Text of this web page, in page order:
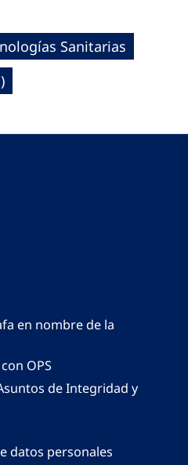
Sanitarias
en nombre de la
OPS
de Integridad y
datos personales